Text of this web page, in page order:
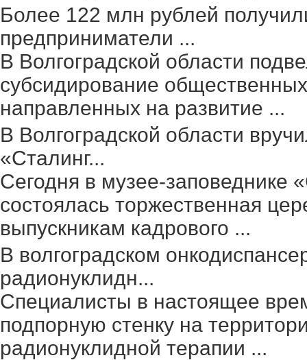
Более 122 млн рублей
предприниматели ...
В Волгоградской области
субсидирование
направленных на развитие ...
В Волгоградской области
«Сталинг...
Сегодня в музее-заповеднике
состоялась торжественная
выпускникам кадрового ...
В волгоградском
радионуклидн...
Специалисты в настоящее
подпорную стенку на
радионуклидной терапии ...